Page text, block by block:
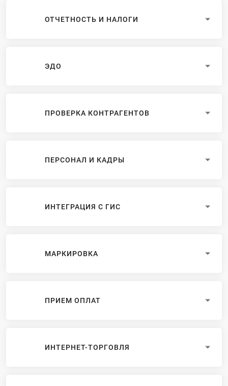
ОТЧЕТНОСТЬ И НАЛОГИ
ЭДО
ПРОВЕРКА КОНТРАГЕНТОВ
ПЕРСОНАЛ И КАДРЫ
ИНТЕГРАЦИЯ С ГИС
МАРКИРОВКА
ПРИЕМ ОПЛАТ
ИНТЕРНЕТ-ТОРГОВЛЯ